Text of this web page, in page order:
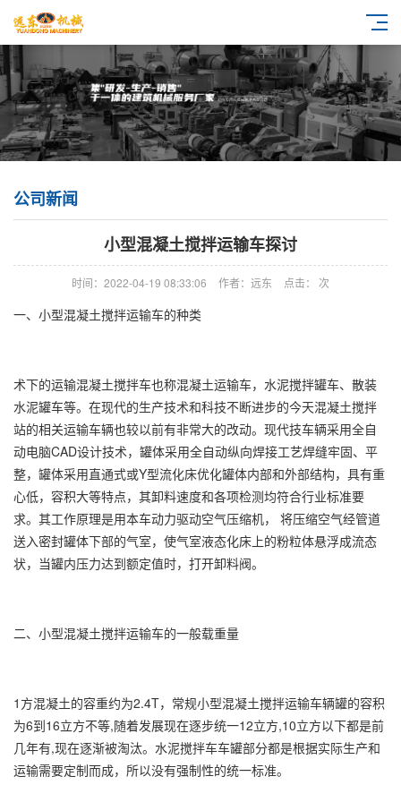
公司新闻
小型混凝土搅拌运输车探讨
时间：2022-04-19 08:33:06 作者：远东 点击： 次
一、小型混凝土搅拌运输车的种类
术下的运输混凝土搅拌车也称混凝土运输车，水泥搅拌罐车、散装
水泥罐车等。在现代的生产技术和科技不断进步的今天混凝土搅拌
站的相关运输车辆也较以前有非常大的改动。现代技车辆采用全自
动电脑CAD设计技术，罐体采用全自动纵向焊接工艺焊缝牢固、平
整，罐体采用直通式或Y型流化床优化罐体内部和外部结构，具有重
心低，容积大等特点，其卸料速度和各项检测均符合行业标准要
求。其工作原理是用本车动力驱动空气压缩机， 将压缩空气经管道
送入密封罐体下部的气室，使气室液态化床上的粉粒体悬浮成流态
状，当罐内压力达到额定值时，打开卸料阀。
二、小型混凝土搅拌运输车的一般载重量
1方混凝土的容重约为2.4T，常规小型混凝土搅拌运输车辆罐的容积
为6到16立方不等,随着发展现在逐步统一12立方,10立方以下都是前
几年有,现在逐渐被淘汰。水泥搅拌车车罐部分都是根据实际生产和
运输需要定制而成，所以没有强制性的统一标准。